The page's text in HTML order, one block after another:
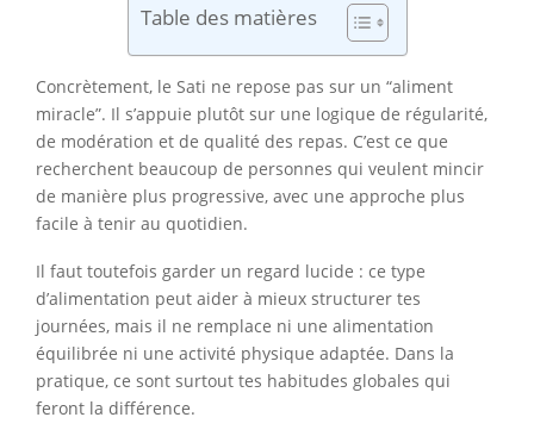
Table des matières
Concrètement, le Sati ne repose pas sur un “aliment
miracle”. Il s’appuie plutôt sur une logique de régularité,
de modération et de qualité des repas. C’est ce que
recherchent beaucoup de personnes qui veulent mincir
de manière plus progressive, avec une approche plus
facile à tenir au quotidien.
Il faut toutefois garder un regard lucide : ce type
d’alimentation peut aider à mieux structurer tes
journées, mais il ne remplace ni une alimentation
équilibrée ni une activité physique adaptée. Dans la
pratique, ce sont surtout tes habitudes globales qui
feront la différence.